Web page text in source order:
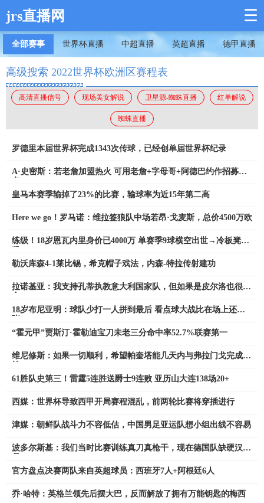
jrs直播网 ☰
全部赛事 世界杯直播 中超直播 英超直播 德甲直播
高级搜索 2022世界杯欧洲区赛程表
高清直播信号 现场美女解说 卫星源-蜘蛛直播 红单解说
蜘蛛直播
罗德里本届世界杯完成1343次传球，已经创单届世界杯纪录
A·史密斯：若老詹加盟热火 可用老詹+字母哥+阿德巴约作招募卖
皇马本赛季输掉了23%的比赛，输球率为近15年第二高
Here we go！罗马诺：维拉签狼队中场若昂·戈麦斯，总价4500万欧
练级！18岁恩瓦内里身价已4000万 单赛季9球横空出世→冷板凳外
勒沃库森4-1莱比锡，希克帽子戏法，内森-特拉传射建功
拉诺基亚：我支持孔蒂执教意大利国家队，但如果是皮尔洛也很适
18岁布尼亚明：球队少打一人拼到最后 看点球大战比在场上还紧
“霍元甲”贾斯汀·霍勒迪宝刀未老三分命中率52.7%联赛第一
维尼修斯：如果一切顺利，希望帕奎塔能几天内与弗拉门戈完成签
61胜队史第三！雷霆5连胜送爵士9连败 亚历山大连138场20+
西媒：世界杯导致西甲开局赛程混乱，前两轮比赛将穿插进行
津媒：朝鲜队战斗力不容低估，中国男足亚运队想小组出线不容易
波多尔斯基：我们当时比赛训练真刀真枪干，现在德国队缺硬汉球
官方盘点决赛两队来自英超球员：西班牙7人+阿根廷6人
乔·哈特：英格兰领先后摆大巴，反而解放了拥有万能钥匙的梅西